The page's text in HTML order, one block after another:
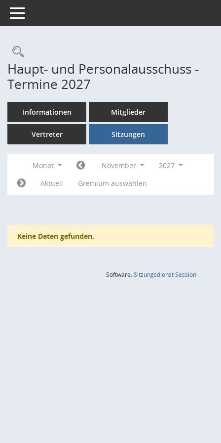
Toggle navigation
Rechercheauswahl
Haupt- und Personalausschuss -
Termine 2027
Informationen Mitglieder
Vertreter Sitzungen
Monat November
2027
Aktuell
Gremium auswählen
Keine Daten gefunden.
Software:SitzungsdienstSession(Wird in